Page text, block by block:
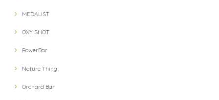
MEDALIST
OXY SHOT
PowerBar
Nature Thing
Orchard Bar